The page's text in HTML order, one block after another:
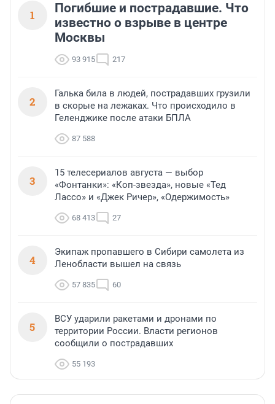
1
Погибшие и пострадавшие. Что
известно о взрыве в центре
Москвы
93 915 217
2
Галька била в людей, пострадавших грузили
в скорые на лежаках. Что происходило в
Геленджике после атаки БПЛА
87 588
3
15 телесериалов августа — выбор
«Фонтанки»: «Коп-звезда», новые «Тед
Лассо» и «Джек Ричер», «Одержимость»
68 413 27
4
Экипаж пропавшего в Сибири самолета из
Ленобласти вышел на связь
57 835 60
5
ВСУ ударили ракетами и дронами по
территории России. Власти регионов
сообщили о пострадавших
55 193